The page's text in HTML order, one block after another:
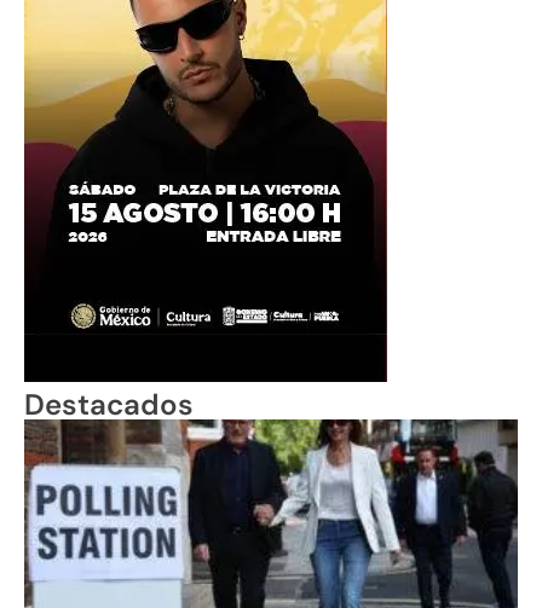
Destacados